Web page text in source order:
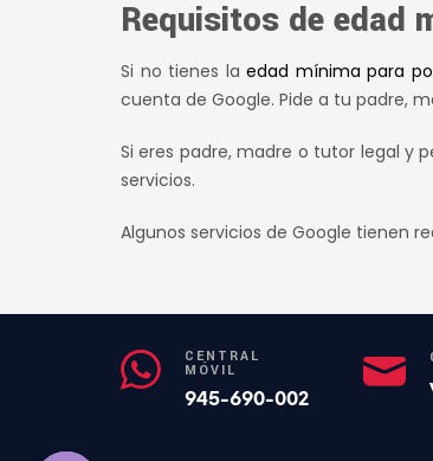
Requisitos de edad
Si no tienes la edad mínima para
cuenta de Google. Pide a tu padre,
Si eres padre, madre o tutor legal y
servicios.
Algunos servicios de Google tienen
CENTRAL
MÓVIL
945-690-002